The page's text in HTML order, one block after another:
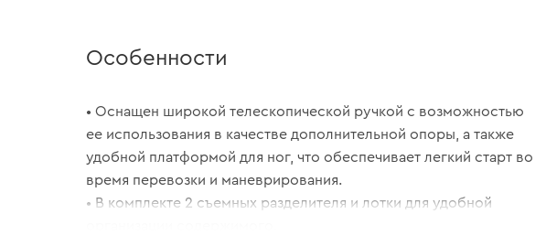
Особенности
• Оснащен широкой телескопической ручкой с возможностью
ее использования в качестве дополнительной опоры, а также
удобной платформой для ног, что обеспечивает легкий старт во
время перевозки и маневрирования.
• В комплекте 2 съемных разделителя и лотки для удобной